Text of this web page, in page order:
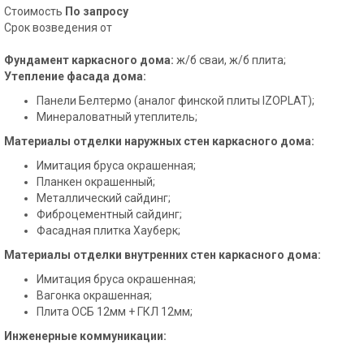
Стоимость По запросу
Срок возведения от
Фундамент каркасного дома: ж/б сваи, ж/б плита;
Утепление фасада дома:
Панели Белтермо (аналог финской плиты IZOPLAT);
Минераловатный утеплитель;
Материалы отделки наружных стен каркасного дома:
Имитация бруса окрашенная;
Планкен окрашенный;
Металлический сайдинг;
Фиброцементный сайдинг;
Фасадная плитка Хауберк;
Материалы отделки внутренних стен каркасного дома:
Имитация бруса окрашенная;
Вагонка окрашенная;
Плита ОСБ 12мм + ГКЛ 12мм;
Инженерные коммуникации: